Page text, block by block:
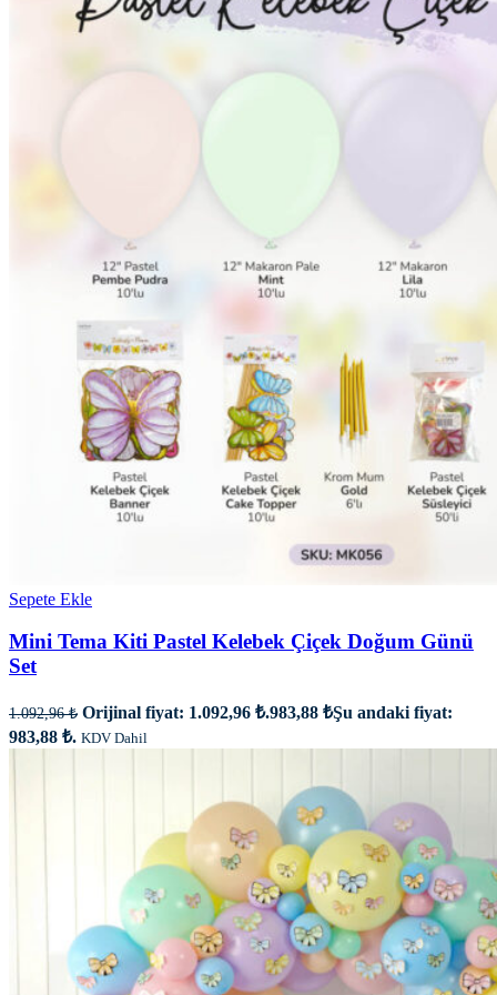
Sepete Ekle
Mini Tema Kiti Pastel Kelebek Çiçek Doğum Günü
Set
1.092,96₺ Orijinal fiyat: 1.092,96 ₺.983,88 ₺Şu andaki fiyat:
983,88 ₺. KDV Dahil